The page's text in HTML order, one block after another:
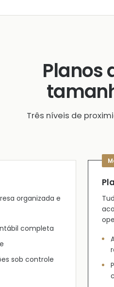
Planos
Três níveis de
organizada e
completa
sob controle